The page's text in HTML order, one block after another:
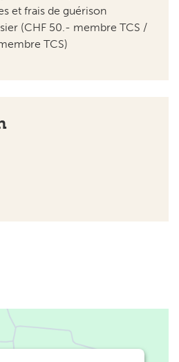
besoin de votre
pour charger le
Google Maps!